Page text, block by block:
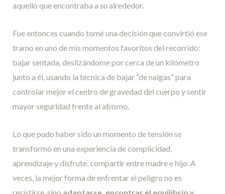
aquello que encontraba a su alrededor.
Fue entonces cuando tomé una decisión que convirtió ese
tramo en uno de mis momentos favoritos del recorrido:
bajar sentada, deslizándome por cerca de un kilómetro
junto a él, usando la técnica de bajar “de nalgas” para
controlar mejor el centro de gravedad del cuerpo y sentir
mayor seguridad frente al abismo.
Lo que pudo haber sido un momento de tensión se
transformó en una experiencia de complicidad,
aprendizaje y disfrute, compartir entre madre e hijo. A
veces, la mejor forma de enfrentar el peligro no es